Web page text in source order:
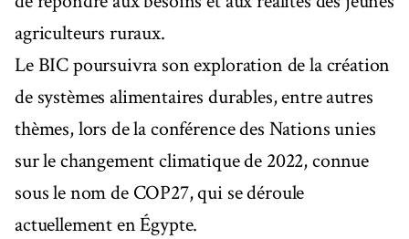
agriculteurs ruraux.
Le BIC poursuivra son exploration de la création
de systèmes alimentaires durables, entre autres
thèmes, lors de la conférence des Nations unies
sur le changement climatique de 2022, connue
sous le nom de COP27, qui se déroule
actuellement en Égypte.